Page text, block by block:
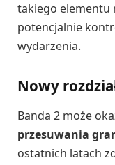
takiego elementu
potencjalnie
wydarzenia.
Nowy
Banda 2 może
przesuwania
ostatnich latach